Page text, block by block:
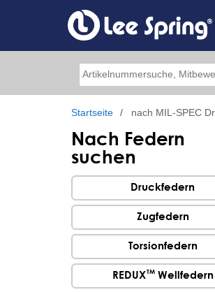
Suche
Startseite nach MIL-SPEC
Nach Federn
suchen
Druckfedern
Zugfedern
Torsionfedern
REDUXTMWellfedern